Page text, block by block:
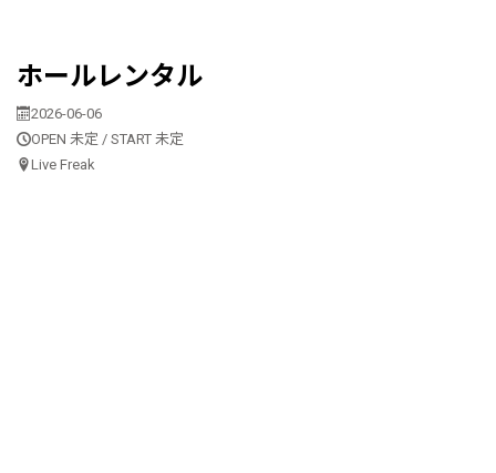
ホールレンタル
2026-06-06
OPEN 未定 / START 未定
Live Freak